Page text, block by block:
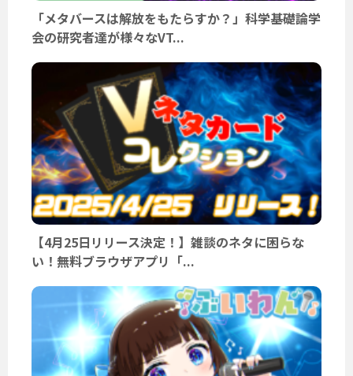
「メタバースは解放をもたらすか？」科学基礎論学
会の研究者達が様々なVT...
【4月25日リリース決定！】雑談のネタに困らな
い！無料ブラウザアプリ「...